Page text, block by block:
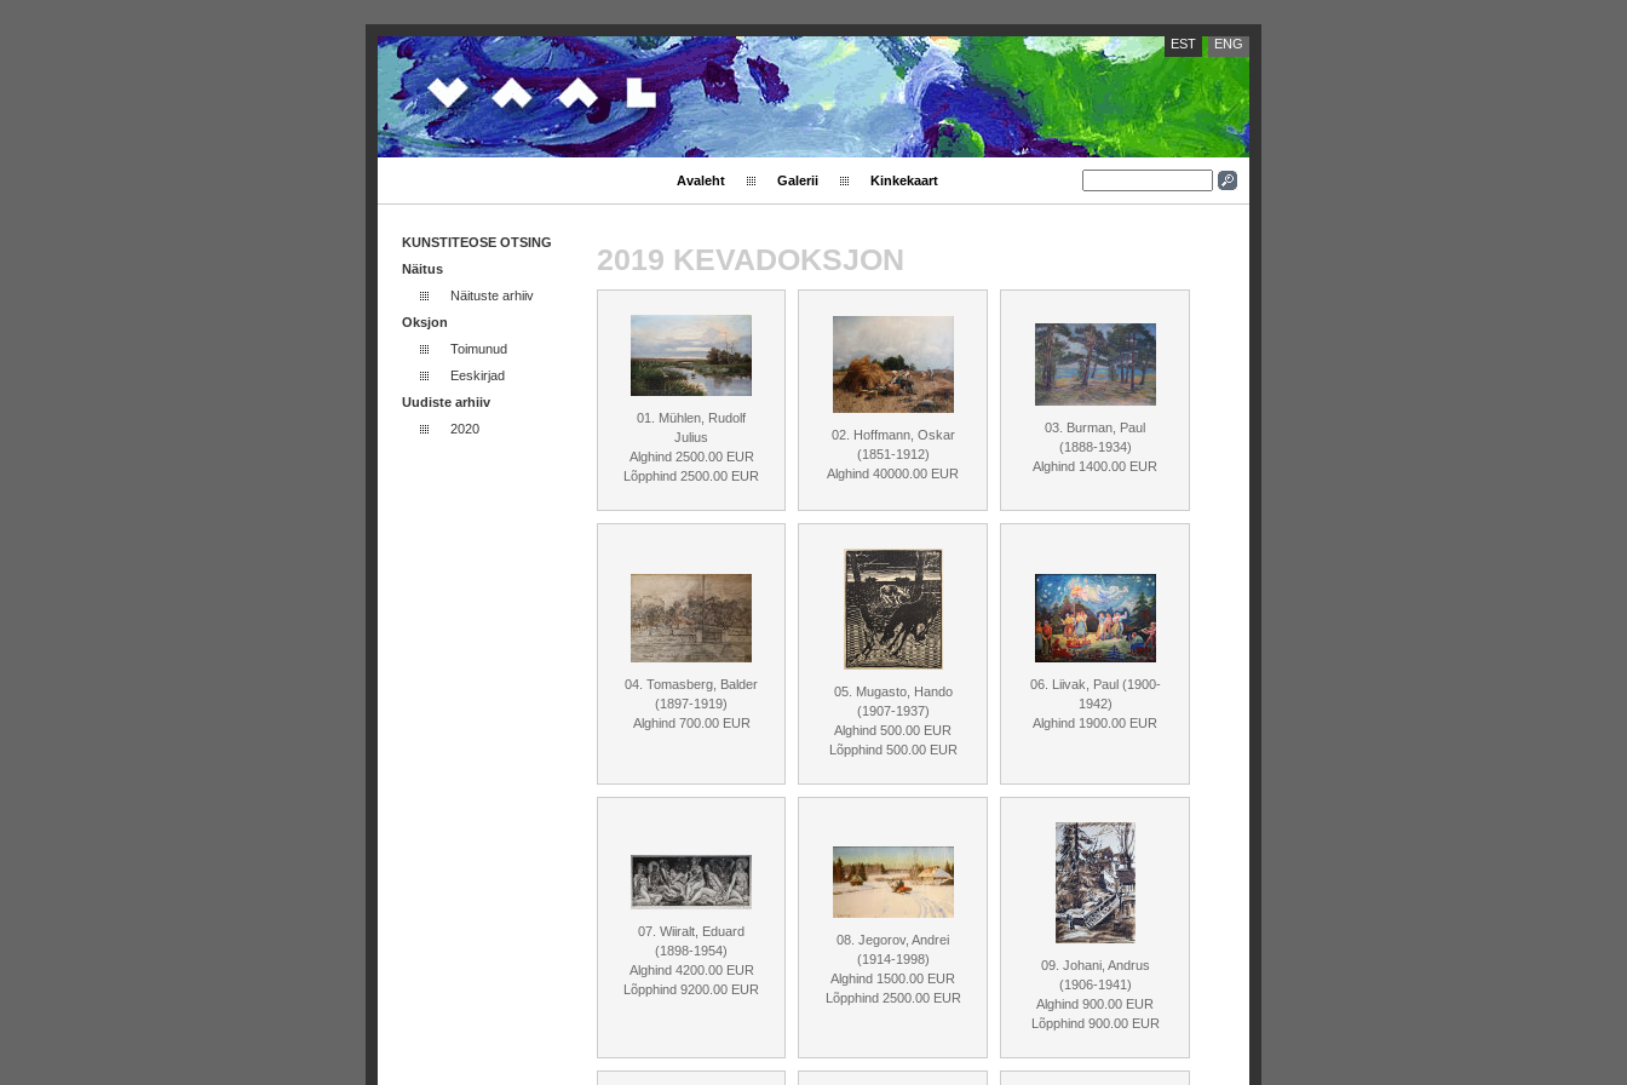
EST ENG
Avaleht Galerii Kinkekaart
KUNSTITEOSE OTSING
Näitus
Näituste arhiiv
Oksjon
Toimunud
Eeskirjad
Uudiste arhiiv
2020
2019 KEVADOKSJON
01. Mühlen, Rudolf
Julius
Alghind 2500.00 EUR
Lõpphind 2500.00 EUR
02. Hoffmann, Oskar
(1851-1912)
Alghind 40000.00 EUR
03. Burman, Paul
(1888-1934)
Alghind 1400.00 EUR
04. Tomasberg, Balder
(1897-1919)
Alghind 700.00 EUR
05. Mugasto, Hando
(1907-1937)
Alghind 500.00 EUR
Lõpphind 500.00 EUR
06. Liivak, Paul (1900-
1942)
Alghind 1900.00 EUR
07. Wiiralt, Eduard
(1898-1954)
Alghind 4200.00 EUR
Lõpphind 9200.00 EUR
08. Jegorov, Andrei
(1914-1998)
Alghind 1500.00 EUR
Lõpphind 2500.00 EUR
09. Johani, Andrus
(1906-1941)
Alghind 900.00 EUR
Lõpphind 900.00 EUR